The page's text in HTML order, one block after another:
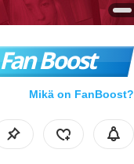
Fan Boost
Mikä on FanBoost?